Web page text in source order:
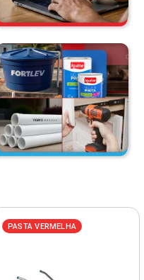
PASTA VERMELHA